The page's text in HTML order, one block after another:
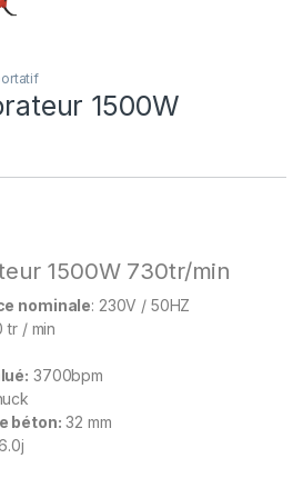
1500W
1500W 730tr/min
nominale: 230V / 50HZ
tr / min
3700bpm
béton: 32 mm